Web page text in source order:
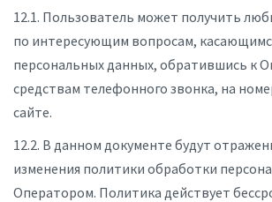
12.1. Пользователь может получить
по интересующим вопросам,
персональных данных, обратившись к
средствам телефонного звонка, на
сайте.
12.2. В данном документе будут
изменения политики обработки
Оператором. Политика действует